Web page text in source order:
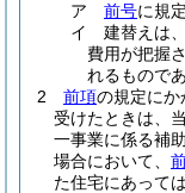
ア
前号に規
イ
建替えは
費用が把握
れるもので
2
前項の規定にか
受けたときは、
一事業に係る補
場合において、
た住宅にあって